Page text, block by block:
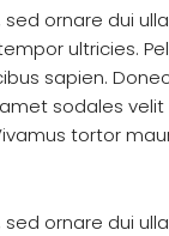
ornare dui
ultricies.
sapien.
sodales
tortor
ornare dui